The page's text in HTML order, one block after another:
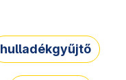
hulladékgyűjtő